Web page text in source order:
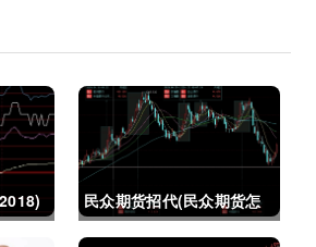
民众期货招代(民众期货怎
么了)